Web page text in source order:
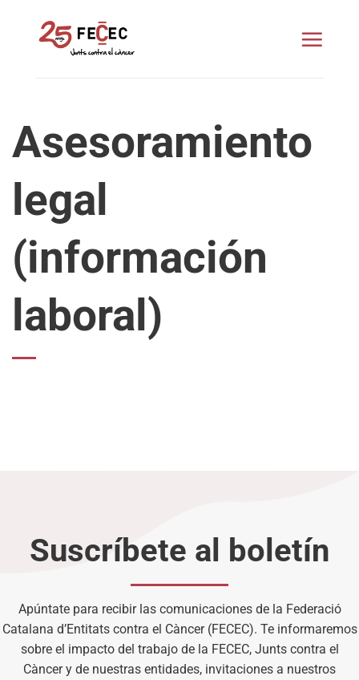
contenido
Asesoramiento
legal
(información
laboral)
Suscríbete al boletín
Apúntate para recibir las comunicaciones de la Federació
Catalana d’Entitats contra el Càncer (FECEC). Te informaremos
sobre el impacto del trabajo de la FECEC, Junts contra el
Càncer y de nuestras entidades, invitaciones a nuestros